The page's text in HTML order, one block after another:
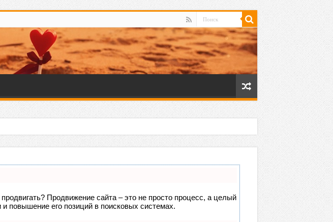
Продвижение сайта – это не просто процесс, а целый
повышение его позиций в поисковых системах.